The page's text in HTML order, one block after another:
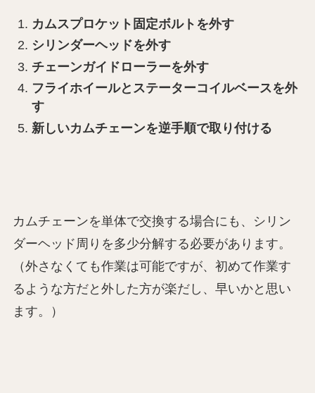
カムスプロケット固定ボルトを外す
シリンダーヘッドを外す
チェーンガイドローラーを外す
フライホイールとステーターコイルベースを外
す
新しいカムチェーンを逆手順で取り付ける
カムチェーンを単体で交換する場合にも、シリン
ダーヘッド周りを多少分解する必要があります。
（外さなくても作業は可能ですが、初めて作業す
るような方だと外した方が楽だし、早いかと思い
ます。）